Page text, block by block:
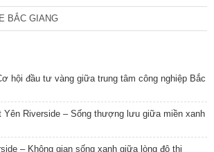
BẮC GIANG
hội đầu tư vàng giữa trung tâm công nghiệp Bắc
Yên Riverside – Sống thượng lưu giữa miền xanh
– Không gian sống xanh giữa lòng đô thị